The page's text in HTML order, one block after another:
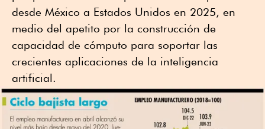
desde México a Estados Unidos en 2025, en
medio del apetito por la construcción de
capacidad de cómputo para soportar las
crecientes aplicaciones de la inteligencia
artificial.